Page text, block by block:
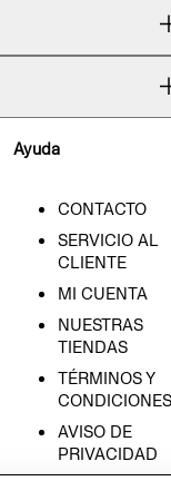
Ayuda
CONTACTO
SERVICIO AL
CLIENTE
MI CUENTA
NUESTRAS
TIENDAS
TÉRMINOS Y
CONDICIONES
AVISO DE
PRIVACIDAD